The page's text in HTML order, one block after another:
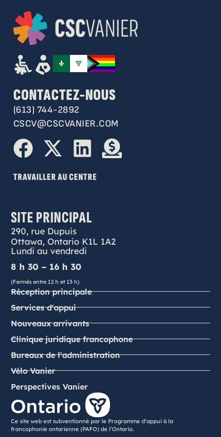
CONTACTEZ-NOUS
(613) 744-2892
CSCV@CSCVANIER.COM
TRAVAILLER AU CENTRE
SITE PRINCIPAL
290, rue Dupuis
Ottawa, Ontario K1L 1A2
Lundi au vendredi
8 h 30 – 16 h 30
(Fermés entre 12 h et 13 h)
Réception principale
Services d'appui
Nouveaux arrivants
Clinique juridique francophone
Bureaux de l'administration
Vélo Vanier
Perspectives Vanier
Ce site web est subventionné par le Programme d’appui à la
francophonie ontarienne (PAFO) de l’Ontario.